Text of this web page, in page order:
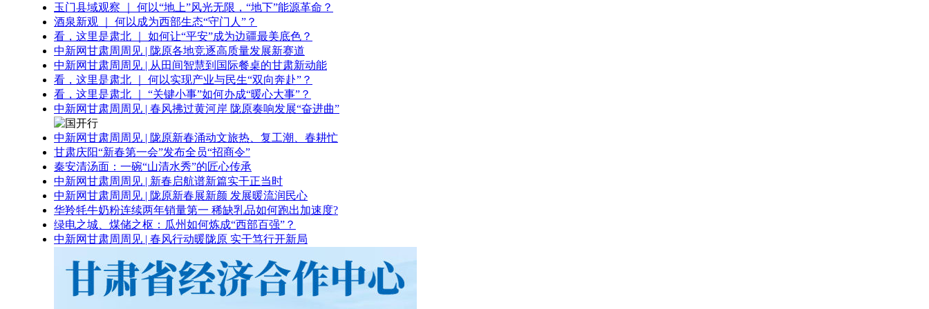
玉门县域观察 ｜ 何以“地上”风光无限，“地下”能源革命？
酒泉新观 ｜ 何以成为西部生态“守门人”？
看，这里是肃北 ｜ 如何让“平安”成为边疆最美底色？
中新网甘肃周周见 | 陇原各地竞逐高质量发展新赛道
中新网甘肃周周见 | 从田间智慧到国际餐桌的甘肃新动能
看，这里是肃北 ｜ 何以实现产业与民生“双向奔赴”？
看，这里是肃北 ｜ “关键小事”如何办成“暖心大事”？
中新网甘肃周周见 | 春风拂过黄河岸 陇原奏响发展“奋进曲”
中新网甘肃周周见 | 陇原新春涌动文旅热、复工潮、春耕忙
甘肃庆阳“新春第一会”发布全员“招商令”
秦安清汤面：一碗“山清水秀”的匠心传承
中新网甘肃周周见 | 新春启航谱新篇实干正当时
中新网甘肃周周见 | 陇原新春展新颜 发展暖流润民心
华羚牦牛奶粉连续两年销量第一 稀缺乳品如何跑出加速度?
绿电之城、煤储之枢：瓜州如何炼成“西部百强”？
中新网甘肃周周见 | 春风行动暖陇原 实干笃行开新局